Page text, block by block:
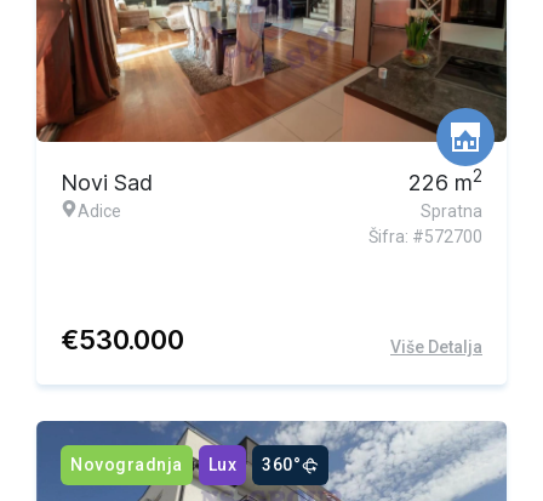
Novi Sad
Adice
226 m2
Spratna
Šifra: #572700
€530.000 Više Detalja
Novogradnja Lux 360°